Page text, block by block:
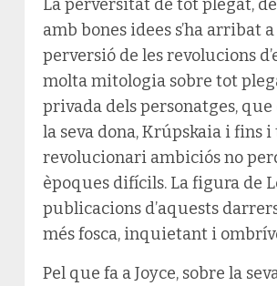
La perversitat de tot plegat,
amb bones idees s’ha arribat
perversió de les revolucions
molta mitologia sobre tot
privada dels personatges,
la seva dona, Krúpskaia i fins
revolucionari ambiciós no
èpoques difícils. La figura de
publicacions d’aquests
més fosca, inquietant i
Pel que fa a Joyce, sobre la